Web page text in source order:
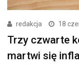
redakcja 18
Trzy czwarte
martwi się